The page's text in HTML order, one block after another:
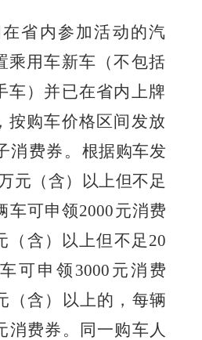
省内参加活动的汽
乘用车新车（不包括
车）并已在省内上牌
按购车价格区间发放
消费券。 根据购车发
元（含）以上但不足
车可申领2000元消费
（含）以上但不足20
可申领3000元消费
（含）以上的，每辆
消费券。同一购车人